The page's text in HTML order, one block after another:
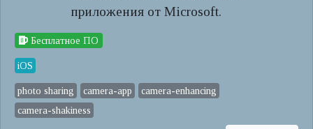
приложения от Microsoft.
Бесплатное ПО
iOS
photo sharing camera-app
camera-enhancing
camera-shakiness